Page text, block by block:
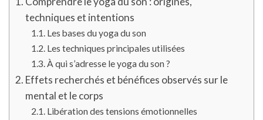
techniques et intentions
Les bases du yoga du son
Les techniques principales utilisées
À qui s’adresse le yoga du son ?
Effets recherchés et bénéfices observés sur le
mental et le corps
Libération des tensions émotionnelles